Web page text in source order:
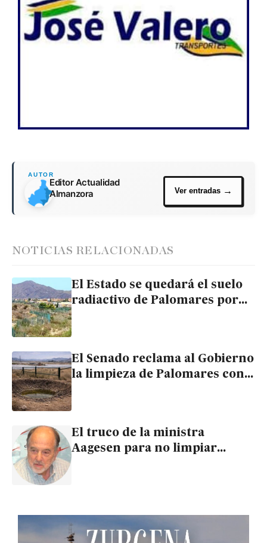
Editor Actualidad
Almanzora
NOTICIAS RELACIONADAS
El Estado se quedará el suelo
radiactivo de Palomares por
El Senado reclama al Gobierno
la limpieza de Palomares con
El truco de la ministra
Aagesen para no limpiar